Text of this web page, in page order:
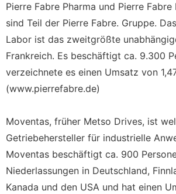
Pierre Fabre Pharma und Pierre
sind Teil der Pierre Fabre. Gruppe.
Labor ist das zweitgrößte
Frankreich. Es beschäftigt ca. 9.300
verzeichnete es einen Umsatz von
(www.pierrefabre.de)
Moventas, früher Metso Drives, ist
Getriebehersteller für industrielle
Moventas beschäftigt ca. 900
Niederlassungen in Deutschland,
Kanada und den USA und hat einen